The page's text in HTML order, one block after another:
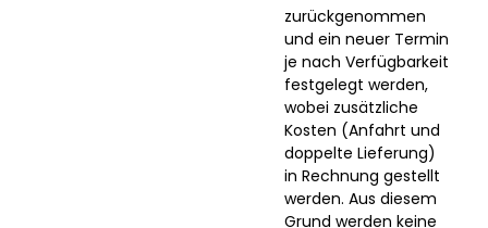
zurückgenommen
und ein neuer Termin
je nach Verfügbarkeit
festgelegt werden,
wobei zusätzliche
Kosten (Anfahrt und
doppelte Lieferung)
in Rechnung gestellt
werden. Aus diesem
Grund werden keine